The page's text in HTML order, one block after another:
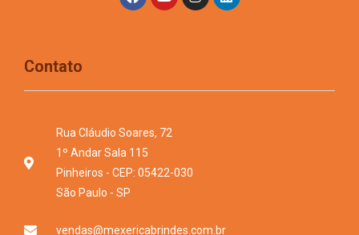
Contato
Rua Cláudio Soares, 72
1º Andar Sala 115
Pinheiros - CEP: 05422-030
São Paulo - SP
vendas@mexericabrindes.com.br